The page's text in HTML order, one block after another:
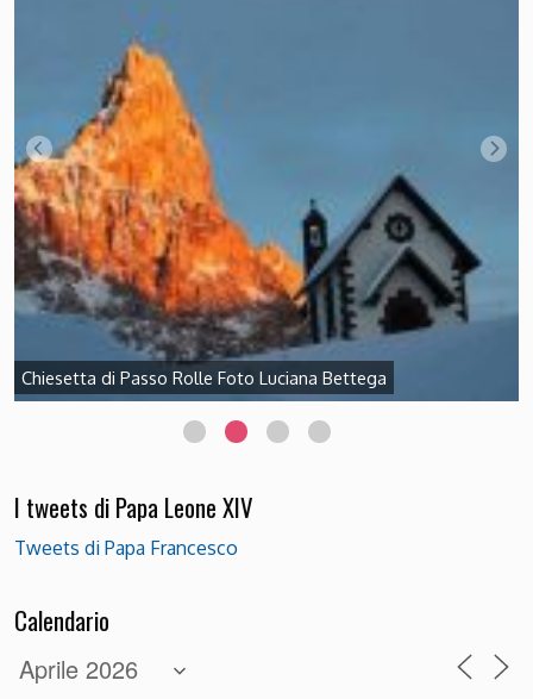
Chiesetta di Passo Rolle Foto Luciana Bettega
I tweets di Papa Leone XIV
Tweets di Papa Francesco
Calendario